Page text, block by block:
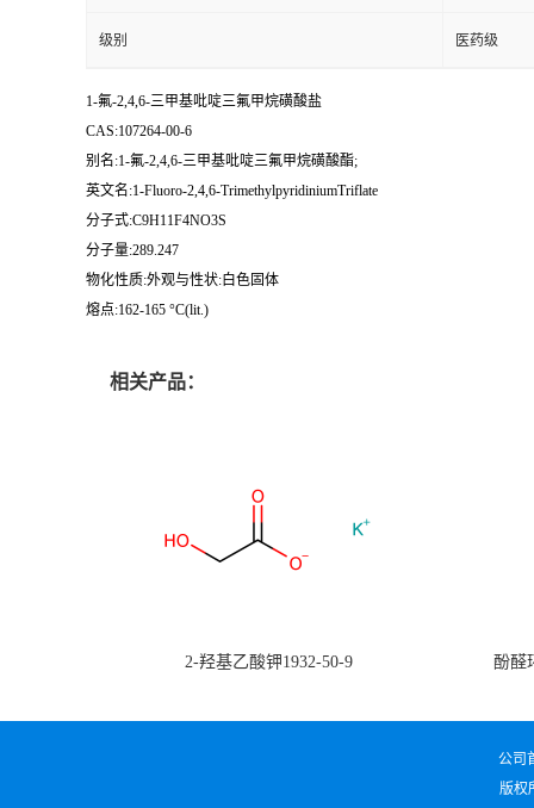
级别 医药级
1-氟-2,4,6-三甲基吡啶三氟甲烷磺酸盐
CAS:107264-00-6
别名:1-氟-2,4,6-三甲基吡啶三氟甲烷磺酸酯;
英文名:1-Fluoro-2,4,6-TrimethylpyridiniumTriflate
分子式:C9H11F4NO3S
分子量:289.247
物化性质:外观与性状:白色固体
熔点:162-165 °C(lit.)
相关产品：
2-羟基乙酸钾1932-50-9 酚醛
公司
版权